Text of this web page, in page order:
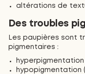
altérations de
Des troubles
Les paupières sont
pigmentaires :
hypopigmentation